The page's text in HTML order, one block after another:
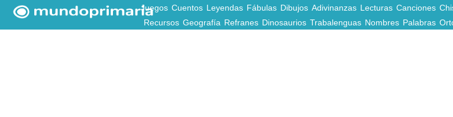
Juegos Cuentos Leyendas Fábulas Dibujos Adivinanzas Lecturas Canciones
Recursos Geografía Refranes Dinosaurios Trabalenguas Nombres Palabras